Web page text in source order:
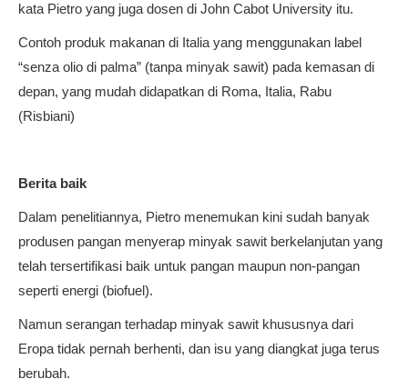
kata Pietro yang juga dosen di John Cabot University itu.
Contoh produk makanan di Italia yang menggunakan label
“senza olio di palma” (tanpa minyak sawit) pada kemasan di
depan, yang mudah didapatkan di Roma, Italia, Rabu
(Risbiani)
Berita baik
Dalam penelitiannya, Pietro menemukan kini sudah banyak
produsen pangan menyerap minyak sawit berkelanjutan yang
telah tersertifikasi baik untuk pangan maupun non-pangan
seperti energi (biofuel).
Namun serangan terhadap minyak sawit khususnya dari
Eropa tidak pernah berhenti, dan isu yang diangkat juga terus
berubah.